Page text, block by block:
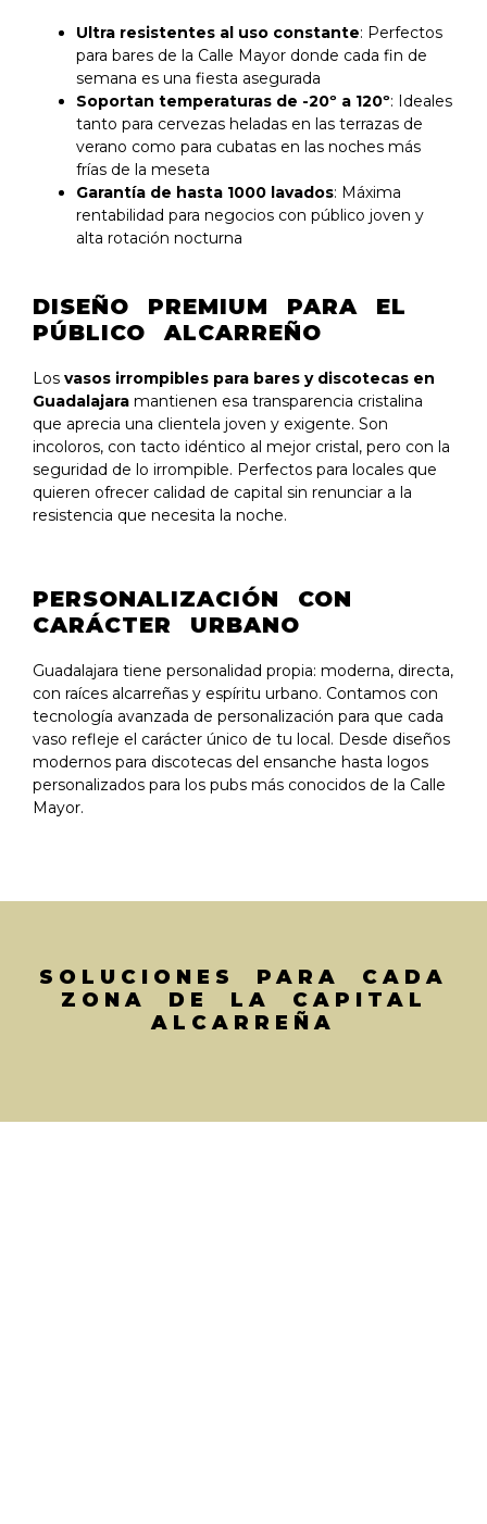
Ultra resistentes al uso constante: Perfectos
para bares de la Calle Mayor donde cada fin de
semana es una fiesta asegurada
Soportan temperaturas de -20º a 120º: Ideales
tanto para cervezas heladas en las terrazas de
verano como para cubatas en las noches más
frías de la meseta
Garantía de hasta 1000 lavados: Máxima
rentabilidad para negocios con público joven y
alta rotación nocturna
DISEÑO PREMIUM PARA EL
PÚBLICO ALCARREÑO
Los vasos irrompibles para bares y discotecas en
Guadalajara mantienen esa transparencia cristalina
que aprecia una clientela joven y exigente. Son
incoloros, con tacto idéntico al mejor cristal, pero con la
seguridad de lo irrompible. Perfectos para locales que
quieren ofrecer calidad de capital sin renunciar a la
resistencia que necesita la noche.
PERSONALIZACIÓN CON
CARÁCTER URBANO
Guadalajara tiene personalidad propia: moderna, directa,
con raíces alcarreñas y espíritu urbano. Contamos con
tecnología avanzada de personalización para que cada
vaso refleje el carácter único de tu local. Desde diseños
modernos para discotecas del ensanche hasta logos
personalizados para los pubs más conocidos de la Calle
Mayor.
SOLUCIONES PARA CADA
ZONA DE LA CAPITAL
ALCARREÑA